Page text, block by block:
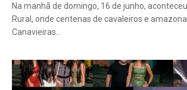
Na manhã de domingo, 16 de junho,
Rural, onde centenas de cavaleiros e
Canavieiras…